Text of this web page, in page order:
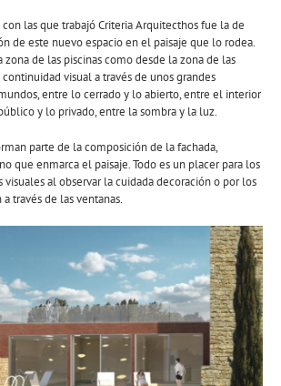
las que trabajó Criteria Arquitecthos fue la de
de este nuevo espacio en el paisaje que lo rodea.
zona de las piscinas como desde la zona de las
visual a través de unos grandes
entre lo cerrado y lo abierto, entre el interior
y lo privado, entre la sombra y la luz.
parte de la composición de la fachada,
que enmarca el paisaje. Todo es un placer para los
visuales al observar la cuidada decoración o por los
través de las ventanas.